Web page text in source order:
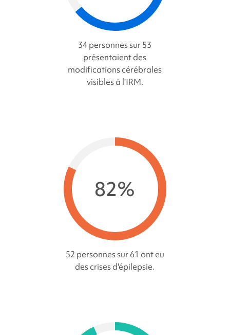
34 personnes sur 53
présentaient des
modifications cérébrales
visibles à l'IRM.
82%
52 personnes sur 61 ont eu
des crises d'épilepsie.